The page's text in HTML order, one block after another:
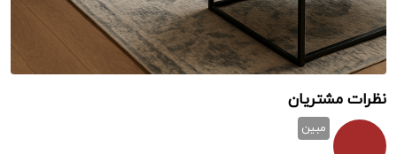
نظرات مشتریان
مبین